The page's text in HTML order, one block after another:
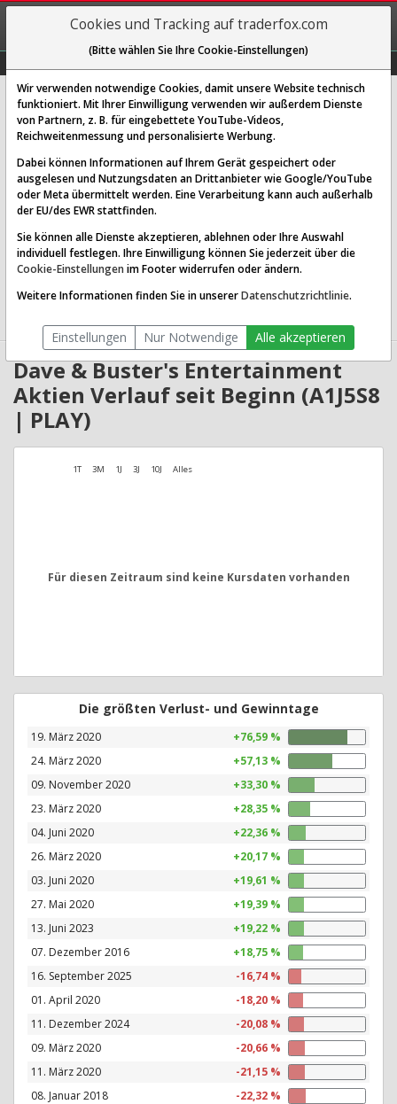
REGIS-
TRIEREN
Dave & Buster's Entertainment Inc.
[PLAY | WKN A1J5S8 | ISIN US2383371091]
10,178 $ 0,87 %
Echtzeit-Aktienkurs 07.08.2026 12:43 Uhr
BID:10,123 $
Website:
Sektor:
Communication Services / Entertainment
0.36 Mrd. USD
Anzahl
34,788,696
Dave & Buster's Entertainment
Aktien Verlauf seit Beginn (A1J5S8
| PLAY)
1T 3M 1J 3J 10J Alles
Für diesen Zeitraum sind keine Kursdaten vorhanden
Die größten Verlust- und Gewinntage
19. März 2020
+76,59 %
24. März 2020
+57,13 %
09. November 2020
+33,30 %
23. März 2020
+28,35 %
04. Juni 2020
+22,36 %
26. März 2020
+20,17 %
03. Juni 2020
+19,61 %
27. Mai 2020
+19,39 %
13. Juni 2023
+19,22 %
07. Dezember 2016
+18,75 %
16. September 2025
-16,74 %
01. April 2020
-18,20 %
11. Dezember 2024
-20,08 %
09. März 2020
-20,66 %
11. März 2020
-21,15 %
08. Januar 2018
-22,32 %
Cookies und Tracking auf traderfox.com
(Bitte wählen Sie Ihre Cookie-Einstellungen)
Wir verwenden notwendige Cookies, damit unsere Website technisch
funktioniert. Mit Ihrer Einwilligung verwenden wir außerdem Dienste
von Partnern, z. B. für eingebettete YouTube-Videos,
Reichweitenmessung und personalisierte Werbung.
Dabei können Informationen auf Ihrem Gerät gespeichert oder
ausgelesen und Nutzungsdaten an Drittanbieter wie Google/YouTube
oder Meta übermittelt werden. Eine Verarbeitung kann auch außerhalb
der EU/des EWR stattfinden.
Sie können alle Dienste akzeptieren, ablehnen oder Ihre Auswahl
individuell festlegen. Ihre Einwilligung können Sie jederzeit über die
Cookie-Einstellungen im Footer widerrufen oder ändern.
Weitere Informationen finden Sie in unsererDatenschutzrichtlinie.
Einstellungen Nur Notwendige Alle akzeptieren